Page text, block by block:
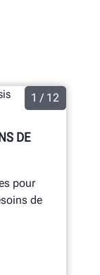
1 / 12
DE
pour
de